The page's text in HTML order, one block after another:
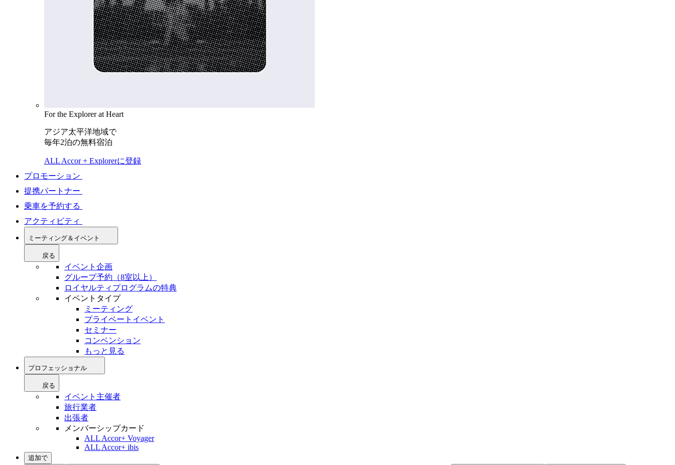
For the Explorer at Heart
アジア太平洋地域で
毎年2泊の無料宿泊
ALL Accor + Explorerに登録
プロモーション
提携パートナー
乗車を予約する
アクティビティ
ミーティング＆イベント
戻る
イベント企画
グループ予約（8室以上）
ロイヤルティプログラムの特典
イベントタイプ
ミーティング
プライベートイベント
セミナー
コンベンション
もっと見る
プロフェッショナル
戻る
イベント主催者
旅行業者
出張者
メンバーシップカード
ALL Accor+ Voyager
ALL Accor+ ibis
追加で